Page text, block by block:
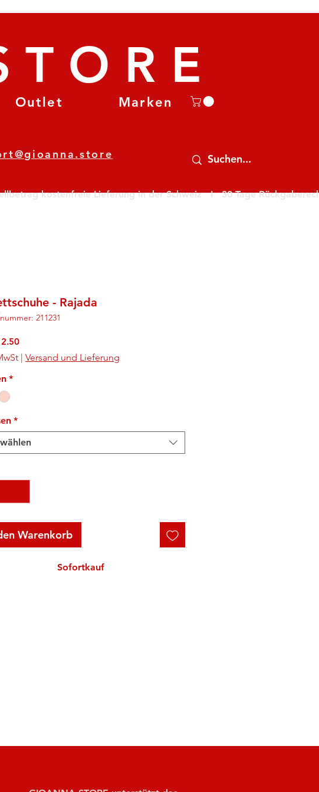
Outlet Marken
kostenfreie Lieferung in der Schweiz   I   30 Tage
- Rajada
211231
Preis
| Versand und Lieferung
*
*
Warenkorb
Sofortkauf